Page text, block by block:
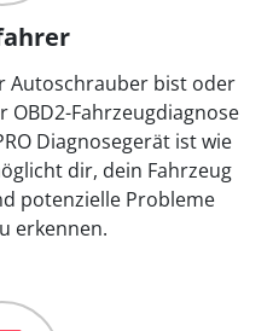
Autoschrauber bist oder
OBD2-Fahrzeugdiagnose
Diagnosegerät ist wie
dir, dein Fahrzeug
potenzielle Probleme
erkennen.